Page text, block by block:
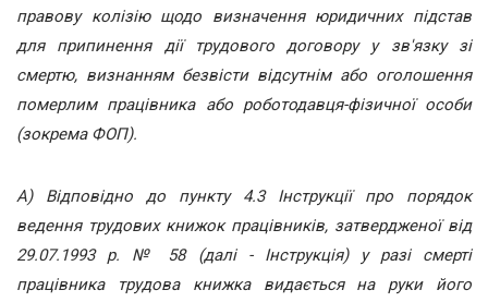
правову колізію щодо визначення юридичних підстав
для припинення дії трудового договору у зв'язку зі
смертю, визнанням безвісти відсутнім або оголошення
померлим працівника або роботодавця-фізичної особи
(зокрема ФОП).
А) Відповідно до пункту 4.3 Інструкції про порядок
ведення трудових книжок працівників, затвердженої від
29.07.1993 р. № 58 (далі - Інструкція) у разі смерті
працівника трудова книжка видається на руки його